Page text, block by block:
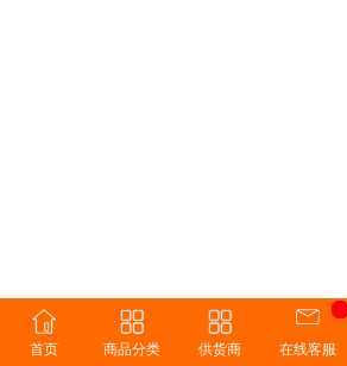
首页 商品分类 供货商 在线客服